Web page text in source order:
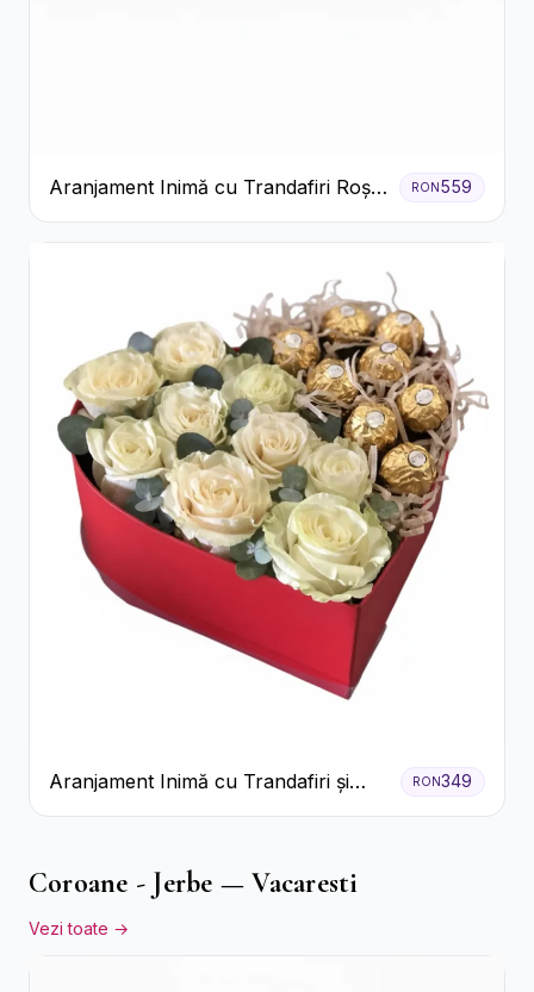
Aranjament Inimă cu Trandafiri Roșii
și Ciocolată Ferrero Rocher
RON559
Aranjament Inimă cu Trandafiri și
Praline Ferrero
RON349
Coroane - Jerbe — Vacaresti
Vezi toate →